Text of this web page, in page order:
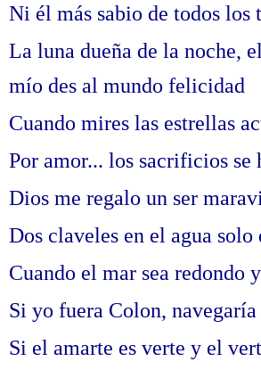
Ni él más sabio de todos
La luna dueña de la noche,
mío des al mundo felicidad
Cuando mires las estrellas
Por amor... los sacrificios se
Dios me regalo un ser
Dos claveles en el agua
Cuando el mar sea redondo
Si yo fuera Colon,
Si el amarte es verte y el